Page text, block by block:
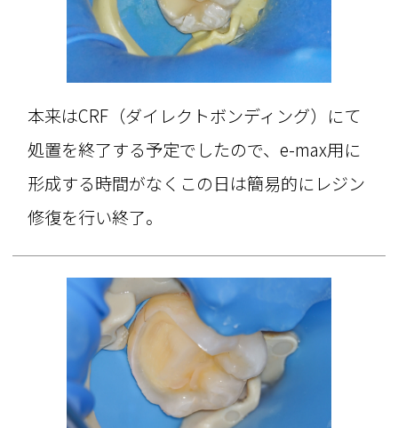
本来はCRF（ダイレクトボンディング）にて
処置を終了する予定でしたので、e-max用に
形成する時間がなくこの日は簡易的にレジン
修復を行い終了。